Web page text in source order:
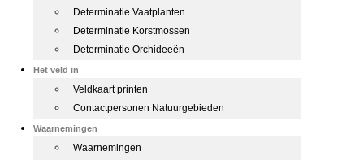
Determinatie Vaatplanten
Determinatie Korstmossen
Determinatie Orchideeën
Het veld in
Veldkaart printen
Contactpersonen Natuurgebieden
Waarnemingen
Waarnemingen